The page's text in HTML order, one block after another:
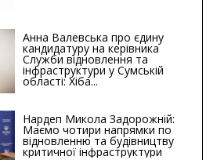
Анна Валевська про єдину
кандидатуру на керівника
Служби відновлення та
інфраструктури у Сумській
області: Хіба...
Нардеп Микола Задорожній:
Маємо чотири напрямки по
відновленню та будівництву
критичної інфраструктури